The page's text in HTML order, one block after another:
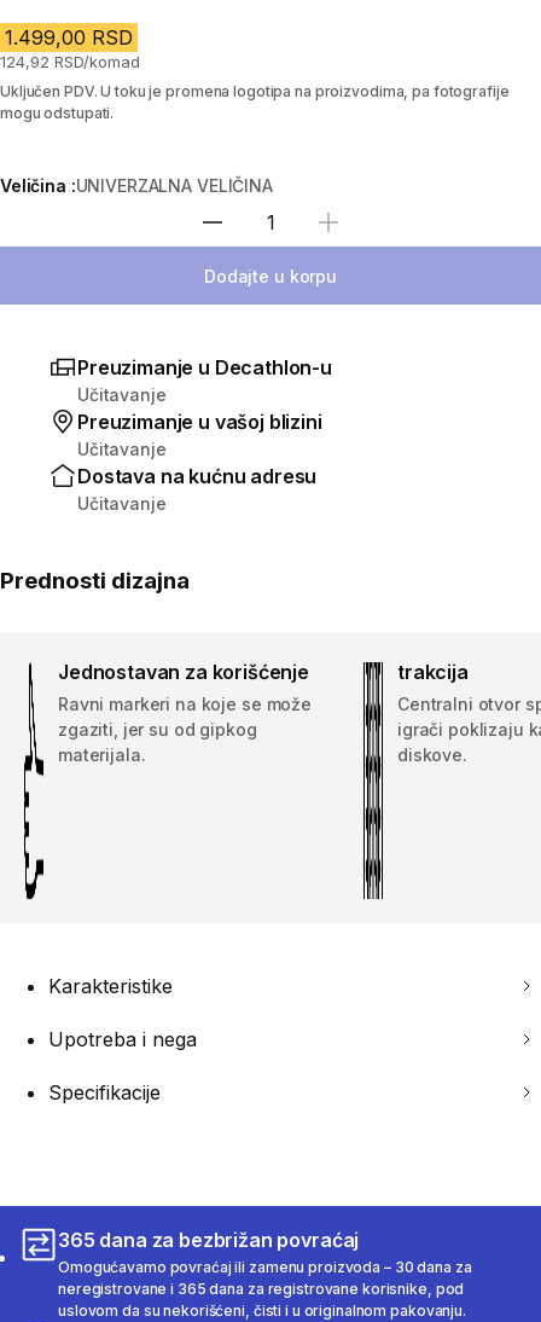
1.499,00 RSD
124,92 RSD/komad
Uključen PDV. U toku je promena logotipa na proizvodima, pa fotografije
mogu odstupati.
Veličina :UNIVERZALNA VELIČINA
Izaberi količinu
Dodajte u korpu
Preuzimanje u Decathlon-u
Učitavanje
Preuzimanje u vašoj blizini
Učitavanje
Dostava na kućnu adresu
Učitavanje
Prednosti dizajna
Jednostavan za korišćenje
Ravni markeri na koje se može
zgaziti, jer su od gipkog
materijala.
trakcija
Centralni otvor
igrači poklizaju
diskove.
Karakteristike
Upotreba i nega
Specifikacije
365 dana za bezbrižan povraćaj
Omogućavamo povraćaj ili zamenu proizvoda – 30 dana za
neregistrovane i 365 dana za registrovane korisnike, pod
uslovom da su nekorišćeni, čisti i u originalnom pakovanju.